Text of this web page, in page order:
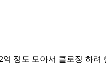
정도 모아서 클로징 하